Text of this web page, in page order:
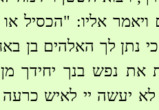
ויאמר אליו:
נתן לך האלהים בן
את נפש בנך יחידך
יעשה יי לאיש